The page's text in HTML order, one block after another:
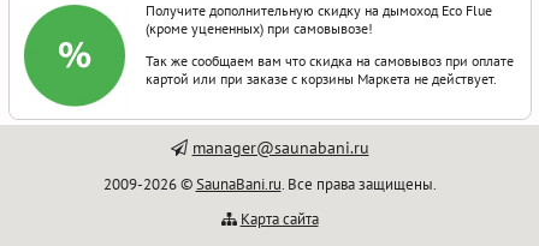
Получите дополнительную скидку на дымоход Eco Flue
(кроме уцененных) при самовывозе!
Так же сообщаем вам что скидка на самовывоз при оплате
картой или при заказе с корзины Маркета не действует.
manager@saunabani.ru
2009-2026 ©SaunaBani.ru. Все права защищены.
Карта сайта